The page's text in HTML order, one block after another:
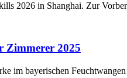
2026 in Shanghai. Zur
Zimmerer 2025
im bayerischen Feuchtwangen